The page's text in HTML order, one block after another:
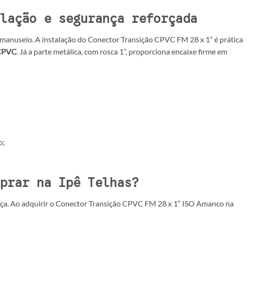
e segurança reforçada
A instalação do Conector Transição CPVC FM 28 x 1” é prática
. Já a parte metálica, com rosca 1”, proporciona encaixe firme em
na Ipê Telhas?
Ao adquirir o Conector Transição CPVC FM 28 x 1” ISO Amanco na